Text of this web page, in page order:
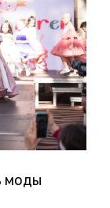
моды